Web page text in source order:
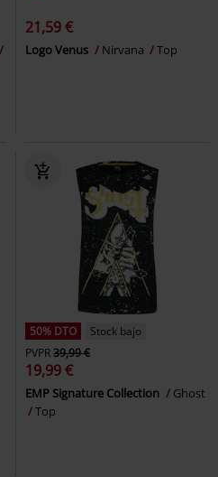
21,59 €
Logo Venus Nirvana Top
50% DTO
Stock bajo
PVPR39,99 €
19,99 €
EMP Signature Collection
Ghost
Top